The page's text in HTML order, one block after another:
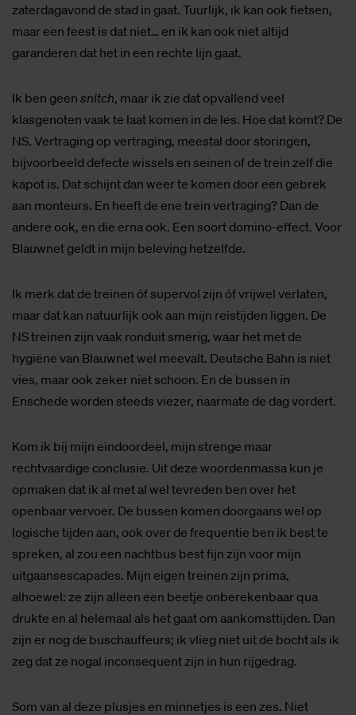
zaterdagavond de stad in gaat. Tuurlijk, ik kan ook fietsen,
maar een feest is dat niet… en ik kan ook niet altijd
garanderen dat het in een rechte lijn gaat.
Ik ben geen snitch, maar ik zie dat opvallend veel
klasgenoten vaak te laat komen in de les. Hoe dat komt? De
NS. Vertraging op vertraging, meestal door storingen,
bijvoorbeeld defecte wissels en seinen of de trein zelf die
kapot is. Dat schijnt dan weer te komen door een gebrek
aan monteurs. En heeft de ene trein vertraging? Dan de
andere ook, en die erna ook. Een soort domino-effect. Voor
Blauwnet geldt in mijn beleving hetzelfde.
Ik merk dat de treinen óf supervol zijn óf vrijwel verlaten,
maar dat kan natuurlijk ook aan mijn reistijden liggen. De
NS treinen zijn vaak ronduit smerig, waar het met de
hygiëne van Blauwnet wel meevalt. Deutsche Bahn is niet
vies, maar ook zeker niet schoon. En de bussen in
Enschede worden steeds viezer, naarmate de dag vordert.
Kom ik bij mijn eindoordeel, mijn strenge maar
rechtvaardige conclusie. Uit deze woordenmassa kun je
opmaken dat ik al met al wel tevreden ben over het
openbaar vervoer. De bussen komen doorgaans wel op
logische tijden aan, ook over de frequentie ben ik best te
spreken, al zou een nachtbus best fijn zijn voor mijn
uitgaansescapades. Mijn eigen treinen zijn prima,
alhoewel: ze zijn alleen een beetje onberekenbaar qua
drukte en al helemaal als het gaat om aankomsttijden. Dan
zijn er nog de buschauffeurs; ik vlieg niet uit de bocht als ik
zeg dat ze nogal inconsequent zijn in hun rijgedrag.
Som van al deze plusjes en minnetjes is een zes. Niet